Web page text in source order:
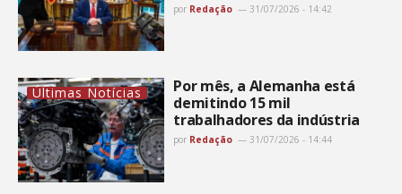
por Redação 31/07/2026 - 14:42
Últimas Notícias
Por mês, a Alemanha está
demitindo 15 mil
trabalhadores da indústria
por Redação 31/07/2026 - 14:44